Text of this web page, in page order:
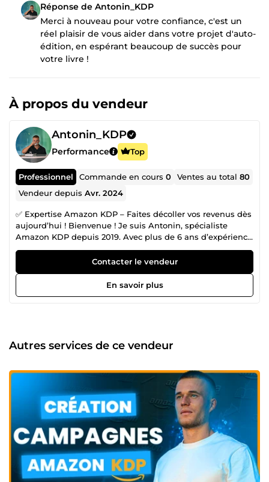
Réponse de Antonin_KDP
Merci à nouveau pour votre confiance, c'est un
réel plaisir de vous aider dans votre projet d'auto-
édition, en espérant beaucoup de succès pour
votre livre !
À propos du vendeur
Antonin_KDP
Performance Top
Professionnel Commande en cours0 Ventes au total80
Vendeur depuisAvr. 2024
✅ Expertise Amazon KDP – Faites décoller vos revenus dès
aujourd’hui ! Bienvenue ! Je suis Antonin, spécialiste
Amazon KDP depuis 2019. Avec plus de 6 ans d’expérience
et des résultats concrets déjà obtenus (des milliers d’euros
de royalties générés), j’aide les auteurs indépendants à
augmenter leur visibilité, booster leurs ventes et
professionnaliser leur présence sur Amazon. 🤝 Mon
objectif : vous accompagner pas à pas pour maximiser vos
Amazon Ads, pour attirer davantage de lecteurs et booster
visibilité de vos livres. Coaching Personnel 1:1 Rédaction de
descriptions percutantes pour captiver vos lecteurs
Sélection des catégories idéales pour dominer votre niche
Rédaction de contenu A+ pour un branding professionnel
Et bien plus encore... Pourquoi choisir mes services ? 👉
Résultats prouvés : des milliers d’euros de royalties
réalisés. 👉 Engagement total : je m’investis à 200 % dans
chaque projet. 👉 Disponibilité : 7j/7 pour répondre à vos
besoins et vos questions. 👉 Satisfaction garantie : je
travaille en étroite collaboration avec vous pour atteindre
Contacter le vendeur
En savoir plus
Autres services de ce vendeur